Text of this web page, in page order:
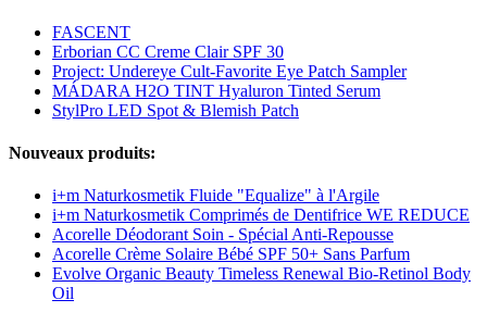
FASCENT
Erborian CC Creme Clair SPF 30
Project: Undereye Cult-Favorite Eye Patch Sampler
MÁDARA H2O TINT Hyaluron Tinted Serum
StylPro LED Spot & Blemish Patch
Nouveaux produits:
i+m Naturkosmetik Fluide "Equalize" à l'Argile
i+m Naturkosmetik Comprimés de Dentifrice WE REDUCE
Acorelle Déodorant Soin - Spécial Anti-Repousse
Acorelle Crème Solaire Bébé SPF 50+ Sans Parfum
Evolve Organic Beauty Timeless Renewal Bio-Retinol Body
Oil